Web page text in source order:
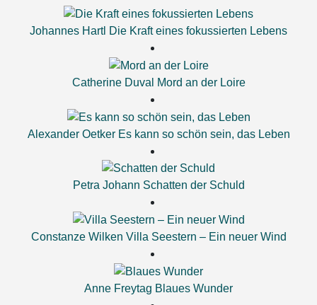
Johannes Hartl Die Kraft eines fokussierten Lebens
Catherine Duval Mord an der Loire
Alexander Oetker Es kann so schön sein, das Leben
Petra Johann Schatten der Schuld
Constanze Wilken Villa Seestern – Ein neuer Wind
Anne Freytag Blaues Wunder